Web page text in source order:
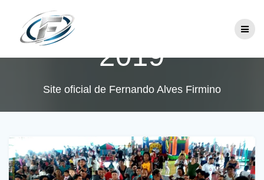
Mês:
dezembro
2019
Site oficial de Fernando Alves Firmino